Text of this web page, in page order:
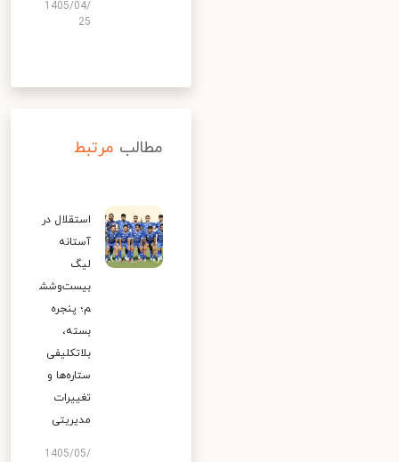
1405/04/
25
مطالب مرتبط
استقلال در
آستانه
لیگ
بیست‌وشش
م؛ پنجره
بسته،
بلاتکلیفی
ستاره‌ها و
تغییرات
مدیریتی
1405/05/